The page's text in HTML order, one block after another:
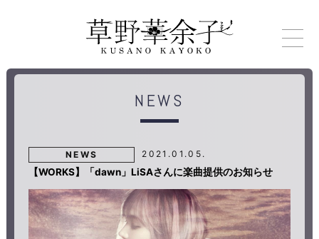
NEWS
NEWS 2021.01.05.
【WORKS】「dawn」LiSAさんに楽曲提供のお知らせ